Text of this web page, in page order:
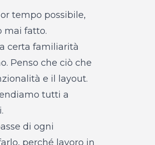
tempo possibile,
mai fatto.
certa familiarità
Penso che ciò che
e il layout.
tutti a
di ogni
perché lavoro in